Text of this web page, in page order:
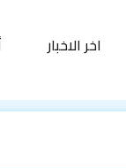
اخر الاخبار